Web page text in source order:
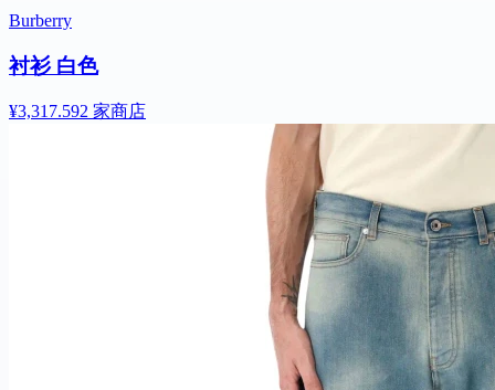
Burberry
衬衫 白色
¥3,317.592 家商店